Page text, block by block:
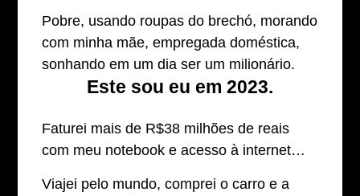
Pobre, usando roupas do brechó, morando
com minha mãe, empregada doméstica,
sonhando em um dia ser um milionário.
Este sou eu em 2023.
Faturei mais de R$38 milhões de reais
com meu notebook e acesso à internet…
Viajei pelo mundo, comprei o carro e a